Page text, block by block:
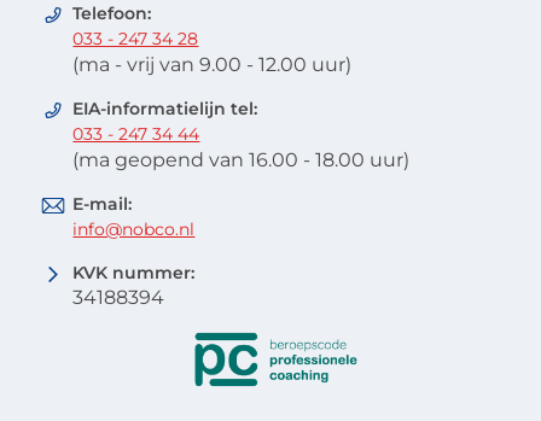
Telefoon:
033 - 247 34 28
(ma - vrij van 9.00 - 12.00 uur)
EIA-informatielijn tel:
033 - 247 34 44
(ma geopend van 16.00 - 18.00 uur)
E-mail:
info@nobco.nl
KVK nummer:
34188394